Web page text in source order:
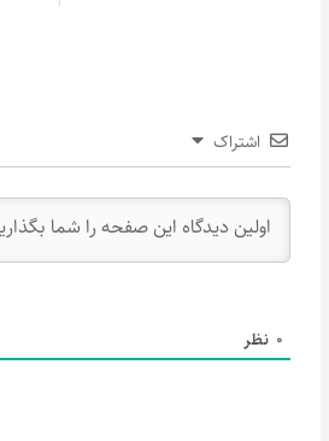
اشتراک
0 نظر